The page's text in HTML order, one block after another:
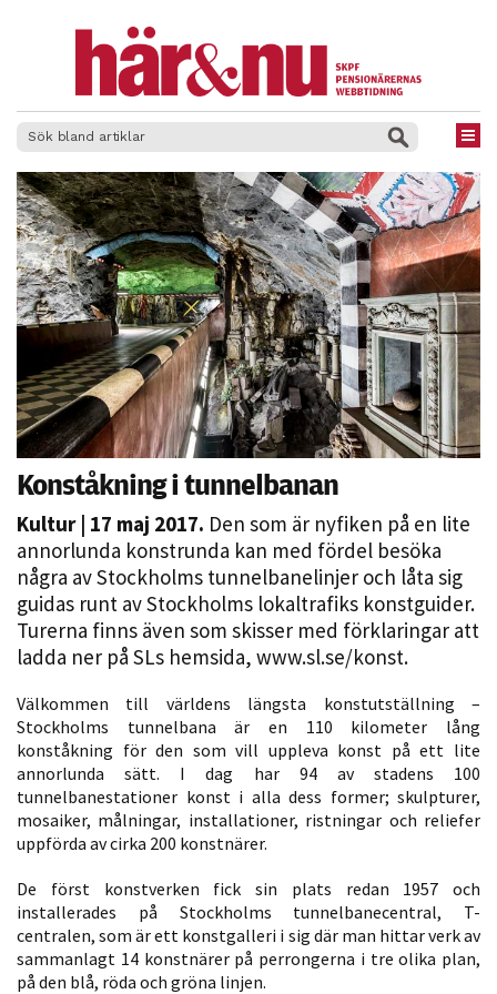
Konståkning i tunnelbanan
Kultur| 17 maj 2017. Den som är nyfiken på en lite
annorlunda konstrunda kan med fördel besöka
några av Stockholms tunnelbanelinjer och låta sig
guidas runt av Stockholms lokaltrafiks konstguider.
Turerna finns även som skisser med förklaringar att
ladda ner på SLs hemsida, www.sl.se/konst.
Välkommen till världens längsta konstutställning –
Stockholms tunnelbana är en 110 kilometer lång
konståkning för den som vill uppleva konst på ett lite
annorlunda sätt. I dag har 94 av stadens 100
tunnelbanestationer konst i alla dess former; skulpturer,
mosaiker, målningar, installationer, ristningar och reliefer
uppförda av cirka 200 konstnärer.
De först konstverken fick sin plats redan 1957 och
installerades på Stockholms tunnelbanecentral, T-
centralen, som är ett konstgalleri i sig där man hittar verk av
sammanlagt 14 konstnärer på perrongerna i tre olika plan,
på den blå, röda och gröna linjen.
Nödvändiga
Dessa kakor
går inte att
välja bort. De
behövs för
över huvud
taget ska
fungera.